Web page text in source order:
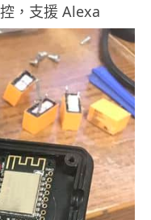
，支援 Alexa